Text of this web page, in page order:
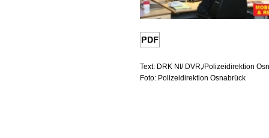
Text: DRK NI/ DVR,/Polizeidirektion
Foto: Polizeidirektion Osnabrück